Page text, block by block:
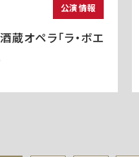
公演情報
蔵オペラ「ラ・ボエ